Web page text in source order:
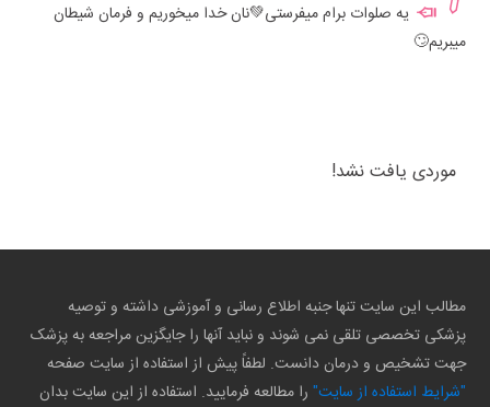
یه صلوات برام میفرستی💚نان خدا میخوریم و فرمان شیطان
میبریم🙄
موردی یافت نشد!
مطالب این سایت تنها جنبه اطلاع رسانی و آموزشی داشته و توصیه
پزشکی تخصصی تلقی نمی شوند و نباید آنها را جایگزین مراجعه به پزشک
جهت تشخیص و درمان دانست. لطفاً پیش از استفاده از سایت صفحه
"شرایط استفاده از سایت" را مطالعه فرمایید. استفاده از این سایت بدان